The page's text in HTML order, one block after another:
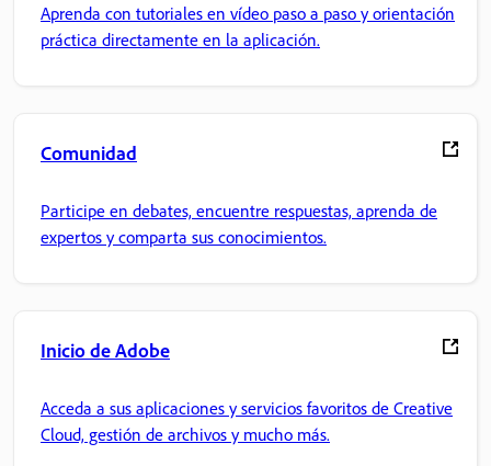
Aprenda con tutoriales en vídeo paso a paso y orientación
práctica directamente en la aplicación.
Comunidad
Participe en debates, encuentre respuestas, aprenda de
expertos y comparta sus conocimientos.
Inicio de Adobe
Acceda a sus aplicaciones y servicios favoritos de Creative
Cloud, gestión de archivos y mucho más.